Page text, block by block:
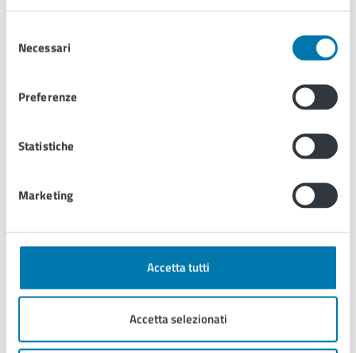
delNecessari
Preferenze
Statistiche
Marketing
Accetta tutti
Accetta selezionati